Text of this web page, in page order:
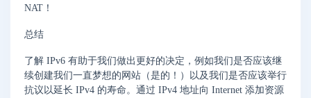
NAT！
总结
了解 IPv6 有助于我们做出更好的决定，例如我们是否应该继
续创建我们一直梦想的网站（是的！）以及我们是否应该举行
抗议以延长 IPv4 的寿命。通过 IPv4 地址向 Internet 添加资源